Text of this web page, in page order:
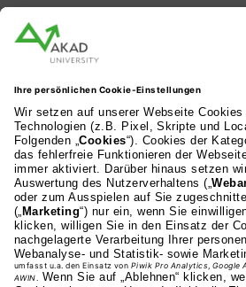
AKAD Bildungsgesellschaft mbH
Heilbronner Strasse 86
70191 Stuttgart
0711 81495-400